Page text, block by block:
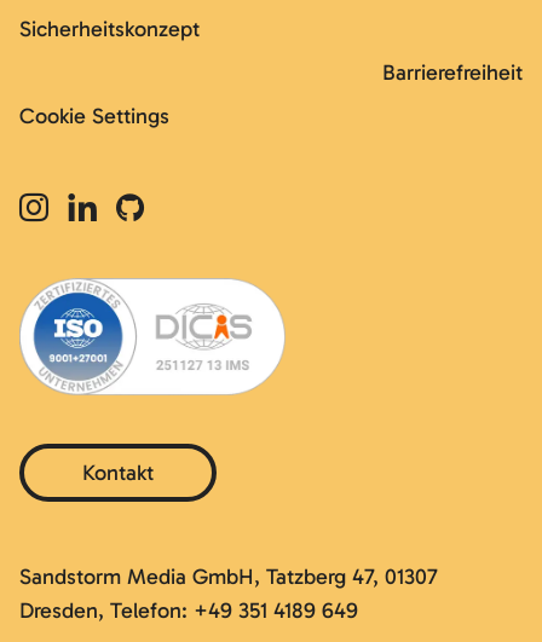
Sicherheitskonzept
Barrierefreiheit
Cookie Settings
Kontakt
Sandstorm Media GmbH, Tatzberg 47, 01307
Dresden, Telefon: +49 351 4189 649